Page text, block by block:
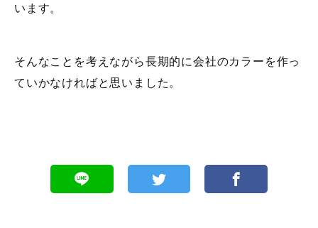
います。
そんなことを考えながら長期的に会社のカラーを作っ
ていかなければと思いました。